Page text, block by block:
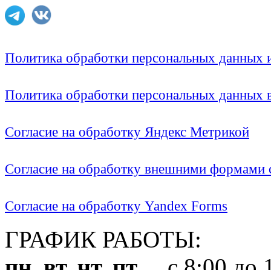
Политика обработки персональных
Политика обработки персональных
Согласие на обработку Яндекс Метрикой
Согласие на обработку внешними формами
Согласие на обработку Yandex Forms
ГРАФИК РАБОТЫ: